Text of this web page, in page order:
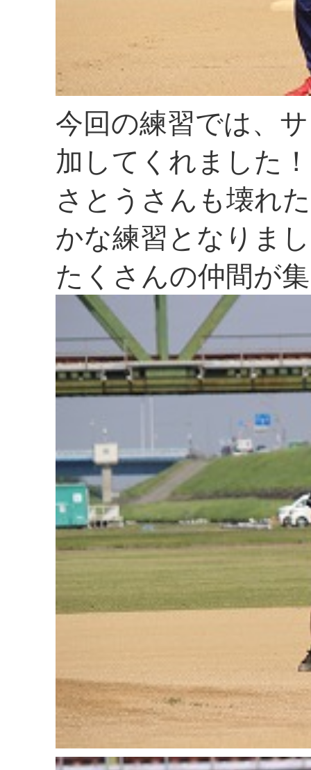
今回の練習では、
加してくれました！
さとうさんも壊れ
かな練習となりま
たくさんの仲間が